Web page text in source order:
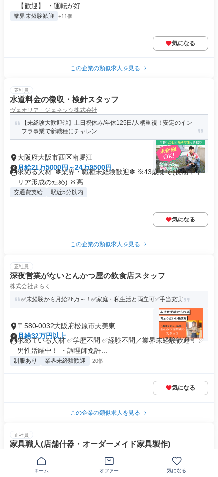
【歓迎】 ・運転が好...
業界未経験歓迎 +11個
気になる
この企業の類似求人を見る
正社員
水道料金の徴収・検針スタッフ
ヴェオリア・ジェネッツ株式会社
【未経験大歓迎◎】土日祝休み/年休125日/人柄重視！安定のイン
フラ事業で新職種にチャレン...
大阪府大阪市西区南堀江
月給21万5000円～24万9500円
求める人材: ✽業界・職種未経験歓迎✽ ※43歳まで(長期キャ
リア形成のため) ※高...
交通費支給 駅近5分以内
気になる
この企業の類似求人を見る
正社員
深夜営業がないとんかつ屋の飲食店スタッフ
株式会社きらく
✅未経験から月給26万～！✅家庭・私生活と両立可✅手当充実
〒580-0032大阪府松原市天美東
月給32万円以上
求めている人材 ✅学歴不問 ✅経験不問／業界未経験歓迎！ ✅
男性活躍中！ ・調理師免許...
制服あり 業界未経験歓迎 +20個
気になる
この企業の類似求人を見る
正社員
家具職人(店舗什器・オーダーメイド家具製作)
店舗・オーダーメイド家具製作/ 車通勤可能 / 経験者優遇 /未
ホーム オファー 気になる